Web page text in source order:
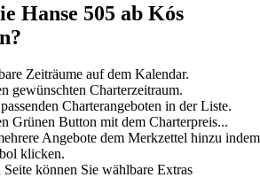
Hanse 505 ab Kós
Zeiträume auf dem Kalendar.
gewünschten Charterzeitraum.
Charterangeboten in der Liste.
Grünen Button mit dem Charterpreis...
Angebote dem Merkzettel hinzu indem
klicken.
können Sie wählbare Extras